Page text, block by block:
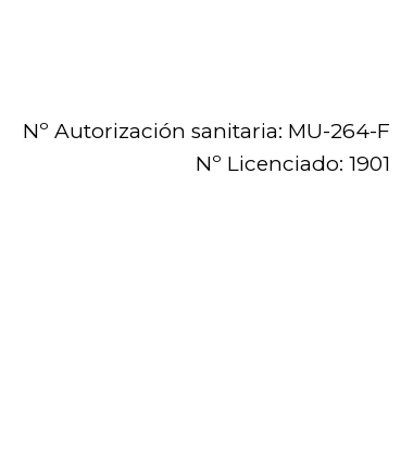
Nº Autorización sanitaria: MU-264-F
Nº Licenciado: 1901